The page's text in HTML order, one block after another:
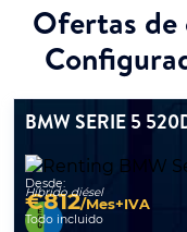
Ofertas de
BMW SERIE 5
Híbrido diésel
Desde:
€812/Mes+IVA
Todo incluido